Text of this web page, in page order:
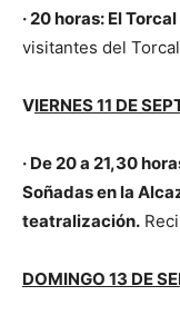
·20 horas: El
visitantes del
VIERNES 11 DE
· De 20 a 21,30
Soñadas en la
teatralización.
DOMINGO 13 DE